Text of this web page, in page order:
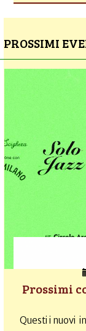
PROSSIMI
Prossimi
Questi i nuovi